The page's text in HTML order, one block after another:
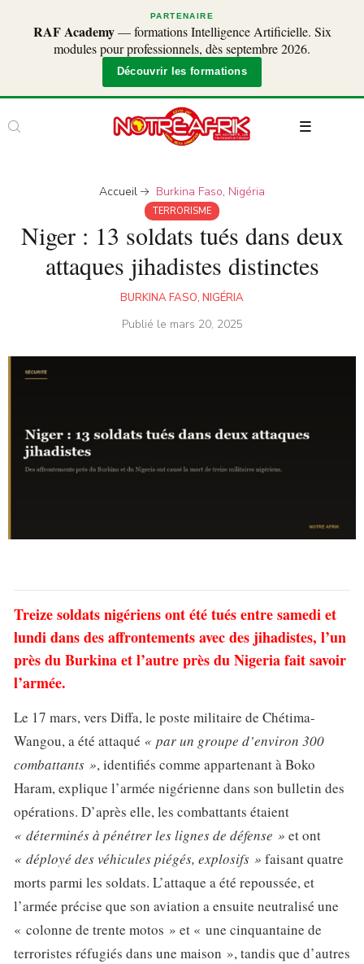
PARTENAIRE
RAF Academy— formations Intelligence Artificielle. Six
modules pour professionnels, dès septembre 2026.
Découvrir les formations
Accueil Burkina Faso, Nigéria
TERRORISME
Niger : 13 soldats tués dans deux
attaques jihadistes distinctes
BURKINA FASO, NIGÉRIA
Publié le mars 20, 2025
Treize soldats nigériens ont été tués entre samedi et
lundi dans des affrontements avec des jihadistes, l’un
près du Burkina et l’autre près du Nigeria fait savoir
l’armée.
Le 17 mars, vers Diffa, le poste militaire de Chétima-
Wangou, a été attaqué « par un groupe d’environ 300
combattants », identifiés comme appartenant à Boko
Haram, explique l’armée nigérienne dans son bulletin des
opérations. D’après elle, les combattants étaient
« déterminés à pénétrer les lignes de défense » et ont
« déployé des véhicules piégés, explosifs » faisant quatre
morts parmi les soldats. L’attaque a été repoussée, et
l’armée précise que son aviation a ensuite neutralisé une
« colonne de trente motos » et « une cinquantaine de
terroristes réfugiés dans une maison », tandis que d’autres